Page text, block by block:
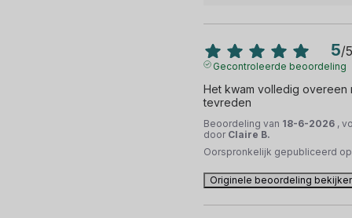
5/5
Gecontroleerde beoordeling
Het kwam volledig overeen
tevreden
Beoordeling van 18-6-2026 ,
door Claire B.
Oorspronkelijk gepubliceerd
Originele beoordeling